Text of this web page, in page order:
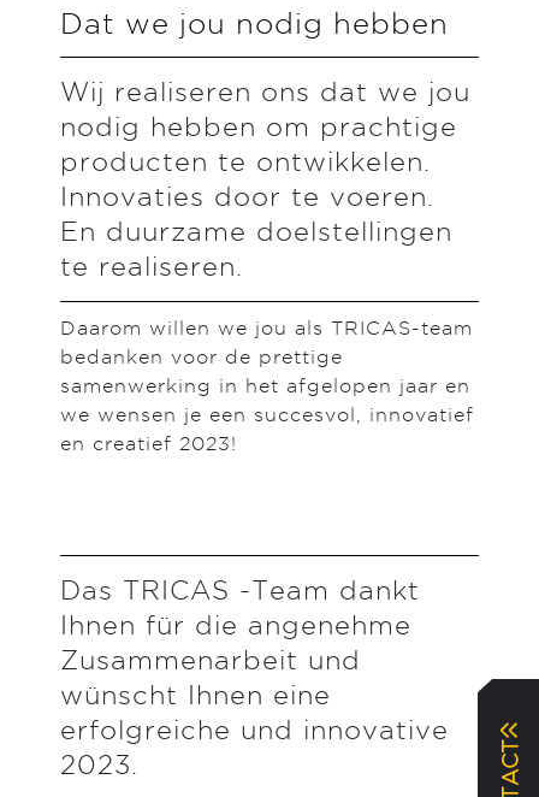
Dat we jou nodig hebben
Wij realiseren ons dat we jou
nodig hebben om prachtige
producten te ontwikkelen.
Innovaties door te voeren.
En duurzame doelstellingen
te realiseren.
Daarom willen we jou als TRICAS-team
bedanken voor de prettige
samenwerking in het afgelopen jaar en
we wensen je een succesvol, innovatief
en creatief 2023!
Das TRICAS -Team dankt
Ihnen für die angenehme
Zusammenarbeit und
wünscht Ihnen eine
erfolgreiche und innovative
2023.